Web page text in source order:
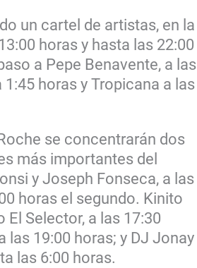
un cartel de artistas, en la
horas y hasta las 22:00
a Pepe Benavente, a las
horas y Tropicana a las
se concentrarán dos
más importantes del
y Joseph Fonseca, a las
horas el segundo. Kinito
El Selector, a las 17:30
las 19:00 horas; y DJ Jonay
las 6:00 horas.